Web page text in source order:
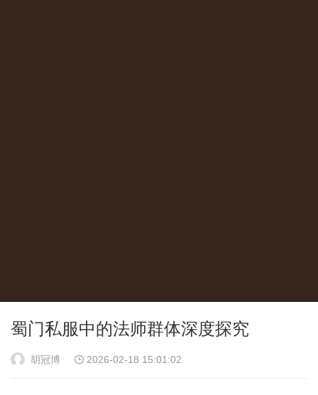
蜀门私服中的法师群体深度探究
胡冠博 2026-02-18 15:01:02